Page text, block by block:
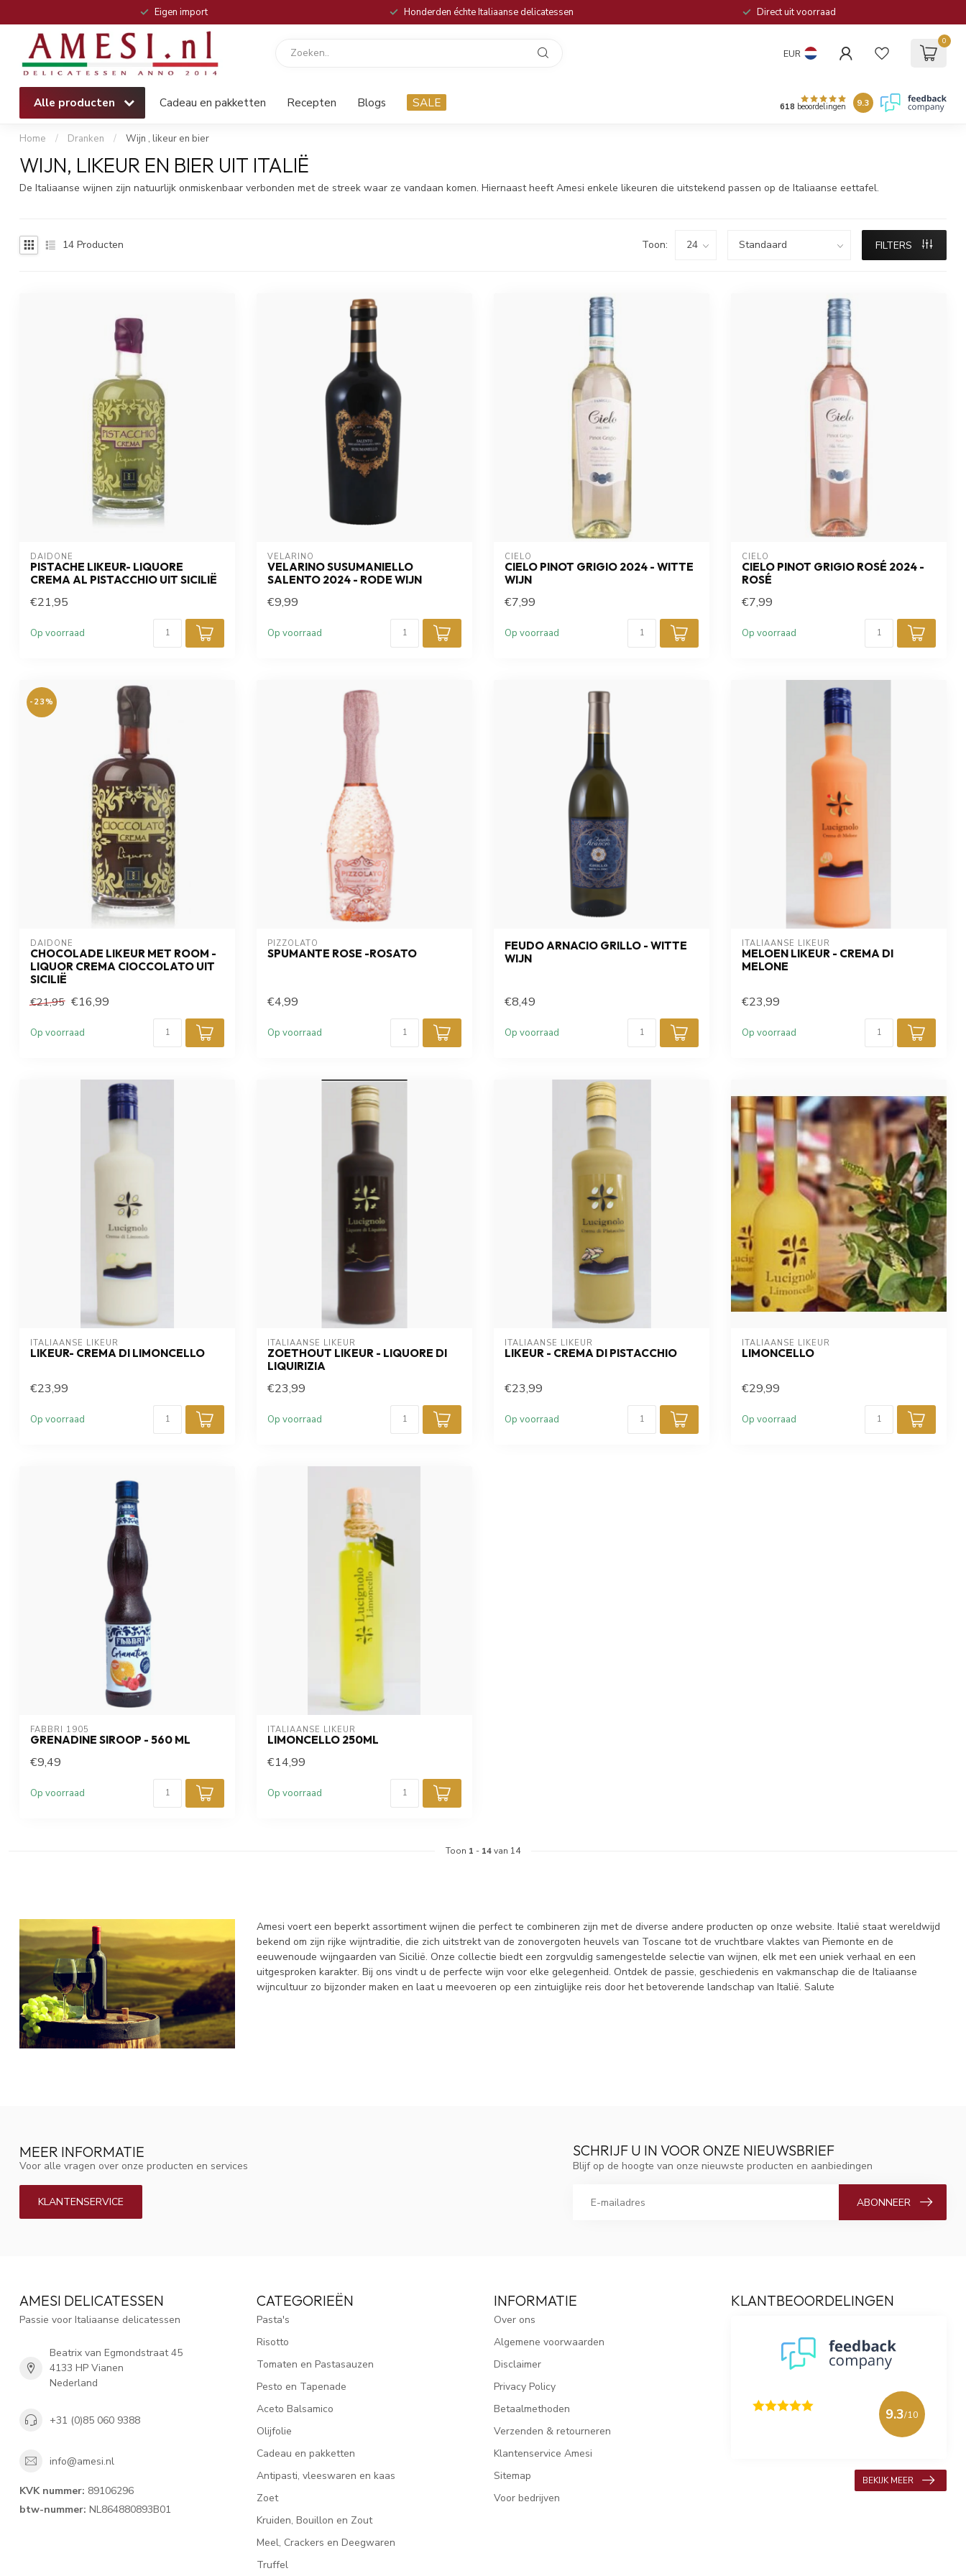
Eigen import Honderden échte Italiaanse delicatessen Direct uit voorraad
EUR
0
Alle producten Cadeau en pakketten Recepten Blogs SALE 618 beoordelingen 9.3
Home / Dranken / Wijn , likeur en bier
WIJN, LIKEUR EN BIER UIT ITALIË
De Italiaanse wijnen zijn natuurlijk onmiskenbaar verbonden met de streek waar ze vandaan komen. Hiernaast heeft Amesi enkele likeuren die uitstekend passen op de Italiaanse eettafel.
14 Producten Toon: FILTERS
DAIDONE
PISTACHE LIKEUR- LIQUORE
CREMA AL PISTACCHIO UIT SICILIË
€21,95
Op voorraad
VELARINO
VELARINO SUSUMANIELLO
SALENTO 2024 - RODE WIJN
€9,99
Op voorraad
CIELO
CIELO PINOT GRIGIO 2024 - WITTE
WIJN
€7,99
Op voorraad
CIELO
CIELO PINOT GRIGIO ROSÉ 2024 -
ROSÉ
€7,99
Op voorraad
-23%
DAIDONE
CHOCOLADE LIKEUR MET ROOM -
LIQUOR CREMA CIOCCOLATO UIT
SICILIË
€21,95 €16,99
Op voorraad
PIZZOLATO
SPUMANTE ROSE -ROSATO
€4,99
Op voorraad
FEUDO ARNACIO GRILLO - WITTE
WIJN
€8,49
Op voorraad
ITALIAANSE LIKEUR
MELOEN LIKEUR - CREMA DI
MELONE
€23,99
Op voorraad
ITALIAANSE LIKEUR
LIKEUR- CREMA DI LIMONCELLO
€23,99
Op voorraad
ITALIAANSE LIKEUR
ZOETHOUT LIKEUR - LIQUORE DI
LIQUIRIZIA
€23,99
Op voorraad
ITALIAANSE LIKEUR
LIKEUR - CREMA DI PISTACCHIO
€23,99
Op voorraad
ITALIAANSE LIKEUR
LIMONCELLO
€29,99
Op voorraad
FABBRI 1905
GRENADINE SIROOP - 560 ML
€9,49
Op voorraad
ITALIAANSE LIKEUR
LIMONCELLO 250ML
€14,99
Op voorraad
Toon 1 - 14van 14
Amesi voert een beperkt assortiment wijnen die perfect te combineren zijn met de diverse andere producten op onze website. Italië staat wereldwijd
bekend om zijn rijke wijntraditie, die zich uitstrekt van de zonovergoten heuvels van Toscane tot de vruchtbare vlaktes van Piemonte en de
eeuwenoude wijngaarden van Sicilië. Onze collectie biedt een zorgvuldig samengestelde selectie van wijnen, elk met een uniek verhaal en een
uitgesproken karakter. Bij ons vindt u de perfecte wijn voor elke gelegenheid. Ontdek de passie, geschiedenis en vakmanschap die de Italiaanse
wijncultuur zo bijzonder maken en laat u meevoeren op een zintuiglijke reis door het betoverende landschap van Italië. Salute
MEER INFORMATIE
Voor alle vragen over onze producten en services
KLANTENSERVICE
SCHRIJF U IN VOOR ONZE NIEUWSBRIEF
Blijf op de hoogte van onze nieuwste producten en aanbiedingen
ABONNEER
AMESI DELICATESSEN
Passie voor Italiaanse delicatessen
Beatrix van Egmondstraat 45
4133 HP Vianen
Nederland
+31 (0)85 060 9388
info@amesi.nl
KVK nummer: 89106296
btw-nummer: NL864880893B01
CATEGORIEËN
Pasta's
Risotto
Tomaten en Pastasauzen
Pesto en Tapenade
Aceto Balsamico
Olijfolie
Cadeau en pakketten
Antipasti, vleeswaren en kaas
Zoet
Kruiden, Bouillon en Zout
Meel, Crackers en Deegwaren
Truffel
INFORMATIE
Over ons
Algemene voorwaarden
Disclaimer
Privacy Policy
Betaalmethoden
Verzenden & retourneren
Klantenservice Amesi
Sitemap
Voor bedrijven
KLANTBEOORDELINGEN
9.3/10
BEKIJK MEER